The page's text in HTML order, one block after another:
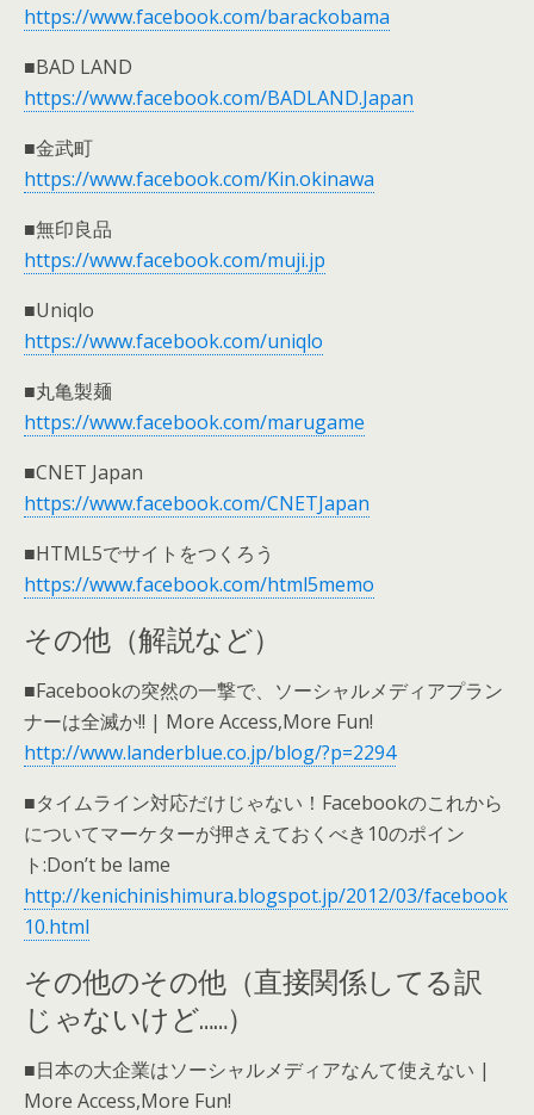
https://www.facebook.com/barackobama
■BAD LAND
https://www.facebook.com/BADLAND.Japan
■金武町
https://www.facebook.com/Kin.okinawa
■無印良品
https://www.facebook.com/muji.jp
■Uniqlo
https://www.facebook.com/uniqlo
■丸亀製麺
https://www.facebook.com/marugame
■CNET Japan
https://www.facebook.com/CNETJapan
■HTML5でサイトをつくろう
https://www.facebook.com/html5memo
その他（解説など）
■Facebookの突然の一撃で、ソーシャルメディアプラン
ナーは全滅か!! | More Access,More Fun!
http://www.landerblue.co.jp/blog/?p=2294
■タイムライン対応だけじゃない！Facebookのこれから
についてマーケターが押さえておくべき10のポイン
ト:Don’t be lame
http://kenichinishimura.blogspot.jp/2012/03/facebook
10.html
その他のその他（直接関係してる訳
じゃないけど……）
■日本の大企業はソーシャルメディアなんて使えない |
More Access,More Fun!